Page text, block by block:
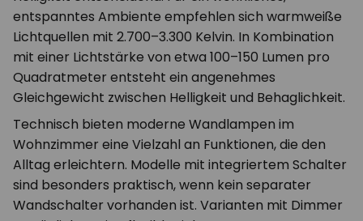
entspanntes Ambiente empfehlen sich warmweiße
Lichtquellen mit 2.700–3.300 Kelvin. In Kombination
mit einer Lichtstärke von etwa 100–150 Lumen pro
Quadratmeter entsteht ein angenehmes
Gleichgewicht zwischen Helligkeit und Behaglichkeit.
Technisch bieten moderne Wandlampen im
Wohnzimmer eine Vielzahl an Funktionen, die den
Alltag erleichtern. Modelle mit integriertem Schalter
sind besonders praktisch, wenn kein separater
Wandschalter vorhanden ist. Varianten mit Dimmer